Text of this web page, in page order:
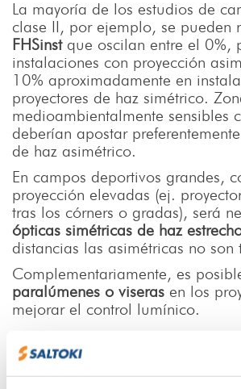
La mayoría de los estudios de
clase II, por ejemplo, se pueden
FHSinst que oscilan entre el 0%,
instalaciones con proyección
10% aproximadamente en
proyectores de haz simétrico.
medioambientalmente sensibles
deberían apostar
de haz asimétrico.
En campos deportivos grandes,
proyección elevadas (ej.
tras los córners o gradas), será
ópticas simétricas de haz
distancias las asimétricas no son
Complementariamente, es
paralúmenes o viseras en los
mejorar el control lumínico.
Iluminancias y